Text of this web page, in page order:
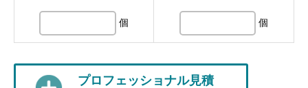
個 個
プロフェッショナル見積